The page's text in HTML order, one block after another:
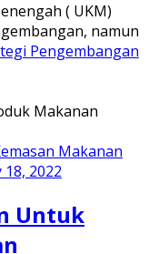
( UKM)
namun
Pengembangan
Makanan
2022
Untuk